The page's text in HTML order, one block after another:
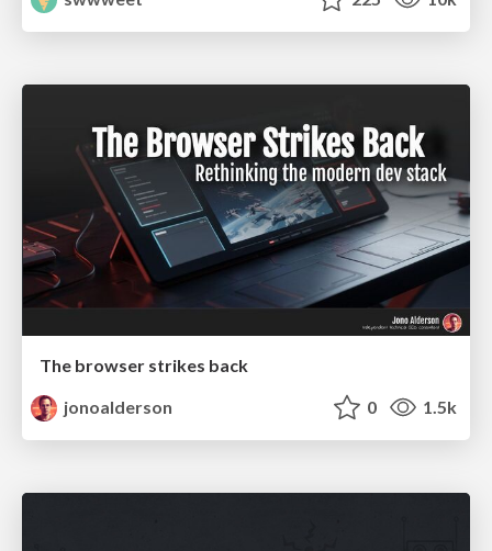
The browser strikes back
jonoalderson
0 1.5k